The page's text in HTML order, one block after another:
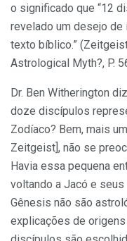
o significado que “12
revelado um desejo de
texto bíblico.”
Astrological Myth?, P.
Dr. Ben Witherington
doze discípulos
Zodíaco? Bem, mais
Zeitgeist], não se
Havia essa pequena
voltando a Jacó e
Gênesis não são
explicações de